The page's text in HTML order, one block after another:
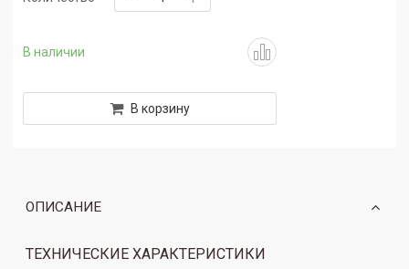
В наличии
В корзину
ОПИСАНИЕ
ТЕХНИЧЕСКИЕ ХАРАКТЕРИСТИКИ